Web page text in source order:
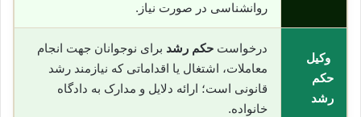
روانشناسی در صورت نیاز.
وکیل
حکم
رشد
درخواست حکم رشد برای نوجوانان جهت انجام
معاملات، اشتغال یا اقداماتی که نیازمند رشد
قانونی است؛ ارائه دلایل و مدارک به دادگاه
خانواده.